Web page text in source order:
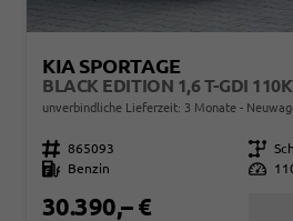
KIA SPORTAGE
BLACK EDITION 1,6 T-GDI
unverbindliche Lieferzeit: 3 Monate
Fahrzeugnr. 865093 Getriebe
Kraftstoff
Benzin Leistung
30.390,– €